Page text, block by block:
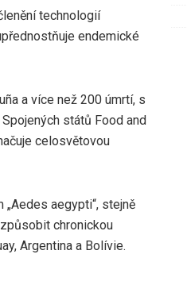
technologií
endemické
a více než 200 úmrtí, s
států Food and
celosvětovou
aegypti“, stejně
chronickou
Argentina a Bolívie.